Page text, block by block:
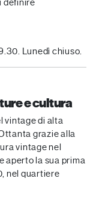
definire
Lunedì chiuso.
e cultura
vintage di alta
grazie alla
vintage nel
aperto la sua prima
nel quartiere